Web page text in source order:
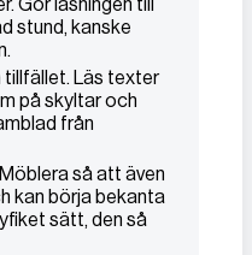
stund, kanske
tillfället. Läs texter
på skyltar och
från
så att även
kan börja bekanta
sätt, den så